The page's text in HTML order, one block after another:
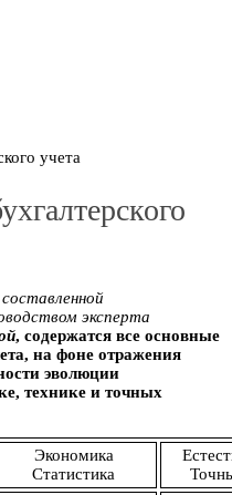
учета
эксперта
, содержатся все основные
на фоне отражения
эволюции
технике и точных
Экономика
Статистика